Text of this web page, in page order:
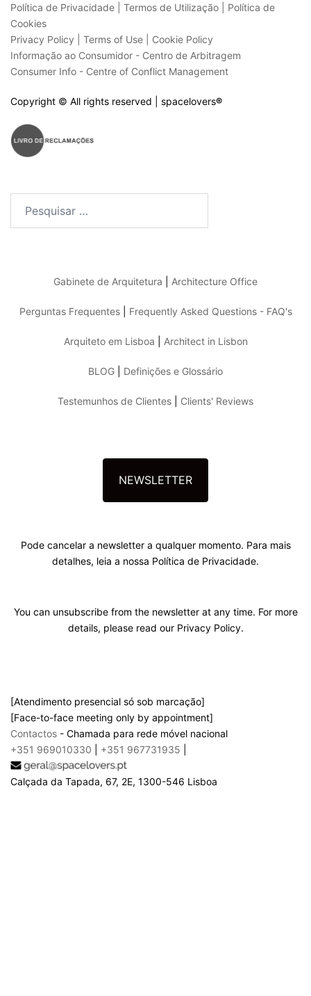
Política de Privacidade | Termos de Utilização | Política de
Cookies
Privacy Policy | Terms of Use | Cookie Policy
Informação ao Consumidor - Centro de Arbitragem
Consumer Info - Centre of Conflict Management
Copyright © All rights reserved | spacelovers®
por:
Gabinete de Arquitetura Architecture Office
Perguntas Frequentes| Frequently Asked Questions - FAQ's
Arquiteto em Lisboa Architect in Lisbon
BLOG Definições e Glossário
Testemunhos de Clientes Clients' Reviews
NEWSLETTER
Pode cancelar a newsletter a qualquer momento. Para mais
detalhes, leia a nossa Política de Privacidade.
You can unsubscribe from the newsletter at any time. For more
details, please read our Privacy Policy.
[Atendimento presencial só sob marcação]
[Face-to-face meeting only by appointment]
Contactos - Chamada para rede móvel nacional
+351 969010330
+351 967731935
Calçada da Tapada, 67, 2E, 1300-546 Lisboa